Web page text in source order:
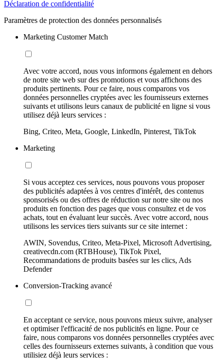
Déclaration de confidentialité
Paramètres de protection des données personnalisés
Marketing Customer Match
Avec votre accord, nous vous informons également en dehors
de notre site web sur des promotions et vous affichons des
produits pertinents. Pour ce faire, nous comparons vos
données personnelles cryptées avec les fournisseurs externes
suivants et utilisons leurs canaux de publicité en ligne si vous
utilisez déjà leurs services :
Bing, Criteo, Meta, Google, LinkedIn, Pinterest, TikTok
Marketing
Si vous acceptez ces services, nous pouvons vous proposer
des publicités adaptées à vos centres d'intérêt, des contenus
sponsorisés ou des offres de réduction sur notre site ou nos
produits en fonction des pages que vous consultez et de vos
achats, tout en évaluant leur succès. Avec votre accord, nous
utilisons les services tiers suivants sur ce site internet :
AWIN, Sovendus, Criteo, Meta-Pixel, Microsoft Advertising,
creativecdn.com (RTBHouse), TikTok Pixel,
Recommandations de produits basées sur les clics, Ads
Defender
Conversion-Tracking avancé
En acceptant ce service, nous pouvons mieux suivre, analyser
et optimiser l'efficacité de nos publicités en ligne. Pour ce
faire, nous comparons vos données personnelles cryptées avec
celles des fournisseurs externes suivants, à condition que vous
utilisiez déjà leurs services :